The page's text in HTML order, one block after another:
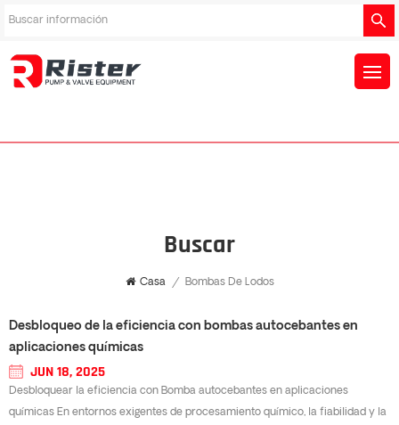
Buscar
Casa / Bombas De Lodos
Desbloqueo de la eficiencia con bombas autocebantes en
aplicaciones químicas
JUN 18, 2025
Desbloquear la eficiencia con Bomba autocebantes en aplicaciones
químicas En entornos exigentes de procesamiento químico, la fiabilidad y la